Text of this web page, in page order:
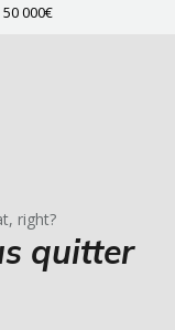
000€
quitter